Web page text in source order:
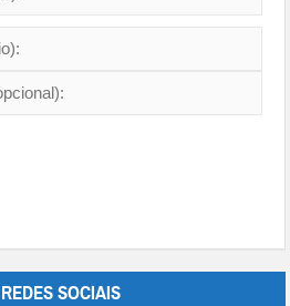
SOCIAIS